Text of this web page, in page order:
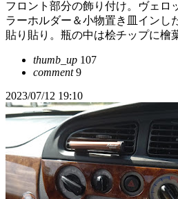
フロント部分の飾り付け。ヴェロ
ラーホルダー＆小物置き皿インし
貼り貼り。瓶の中は桧チップに檜
thumb_up 107
comment9
2023/07/12 19:10